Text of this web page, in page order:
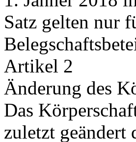
Satz gelten nur
Artikel 2
Änderung des
Das
zuletzt geändert